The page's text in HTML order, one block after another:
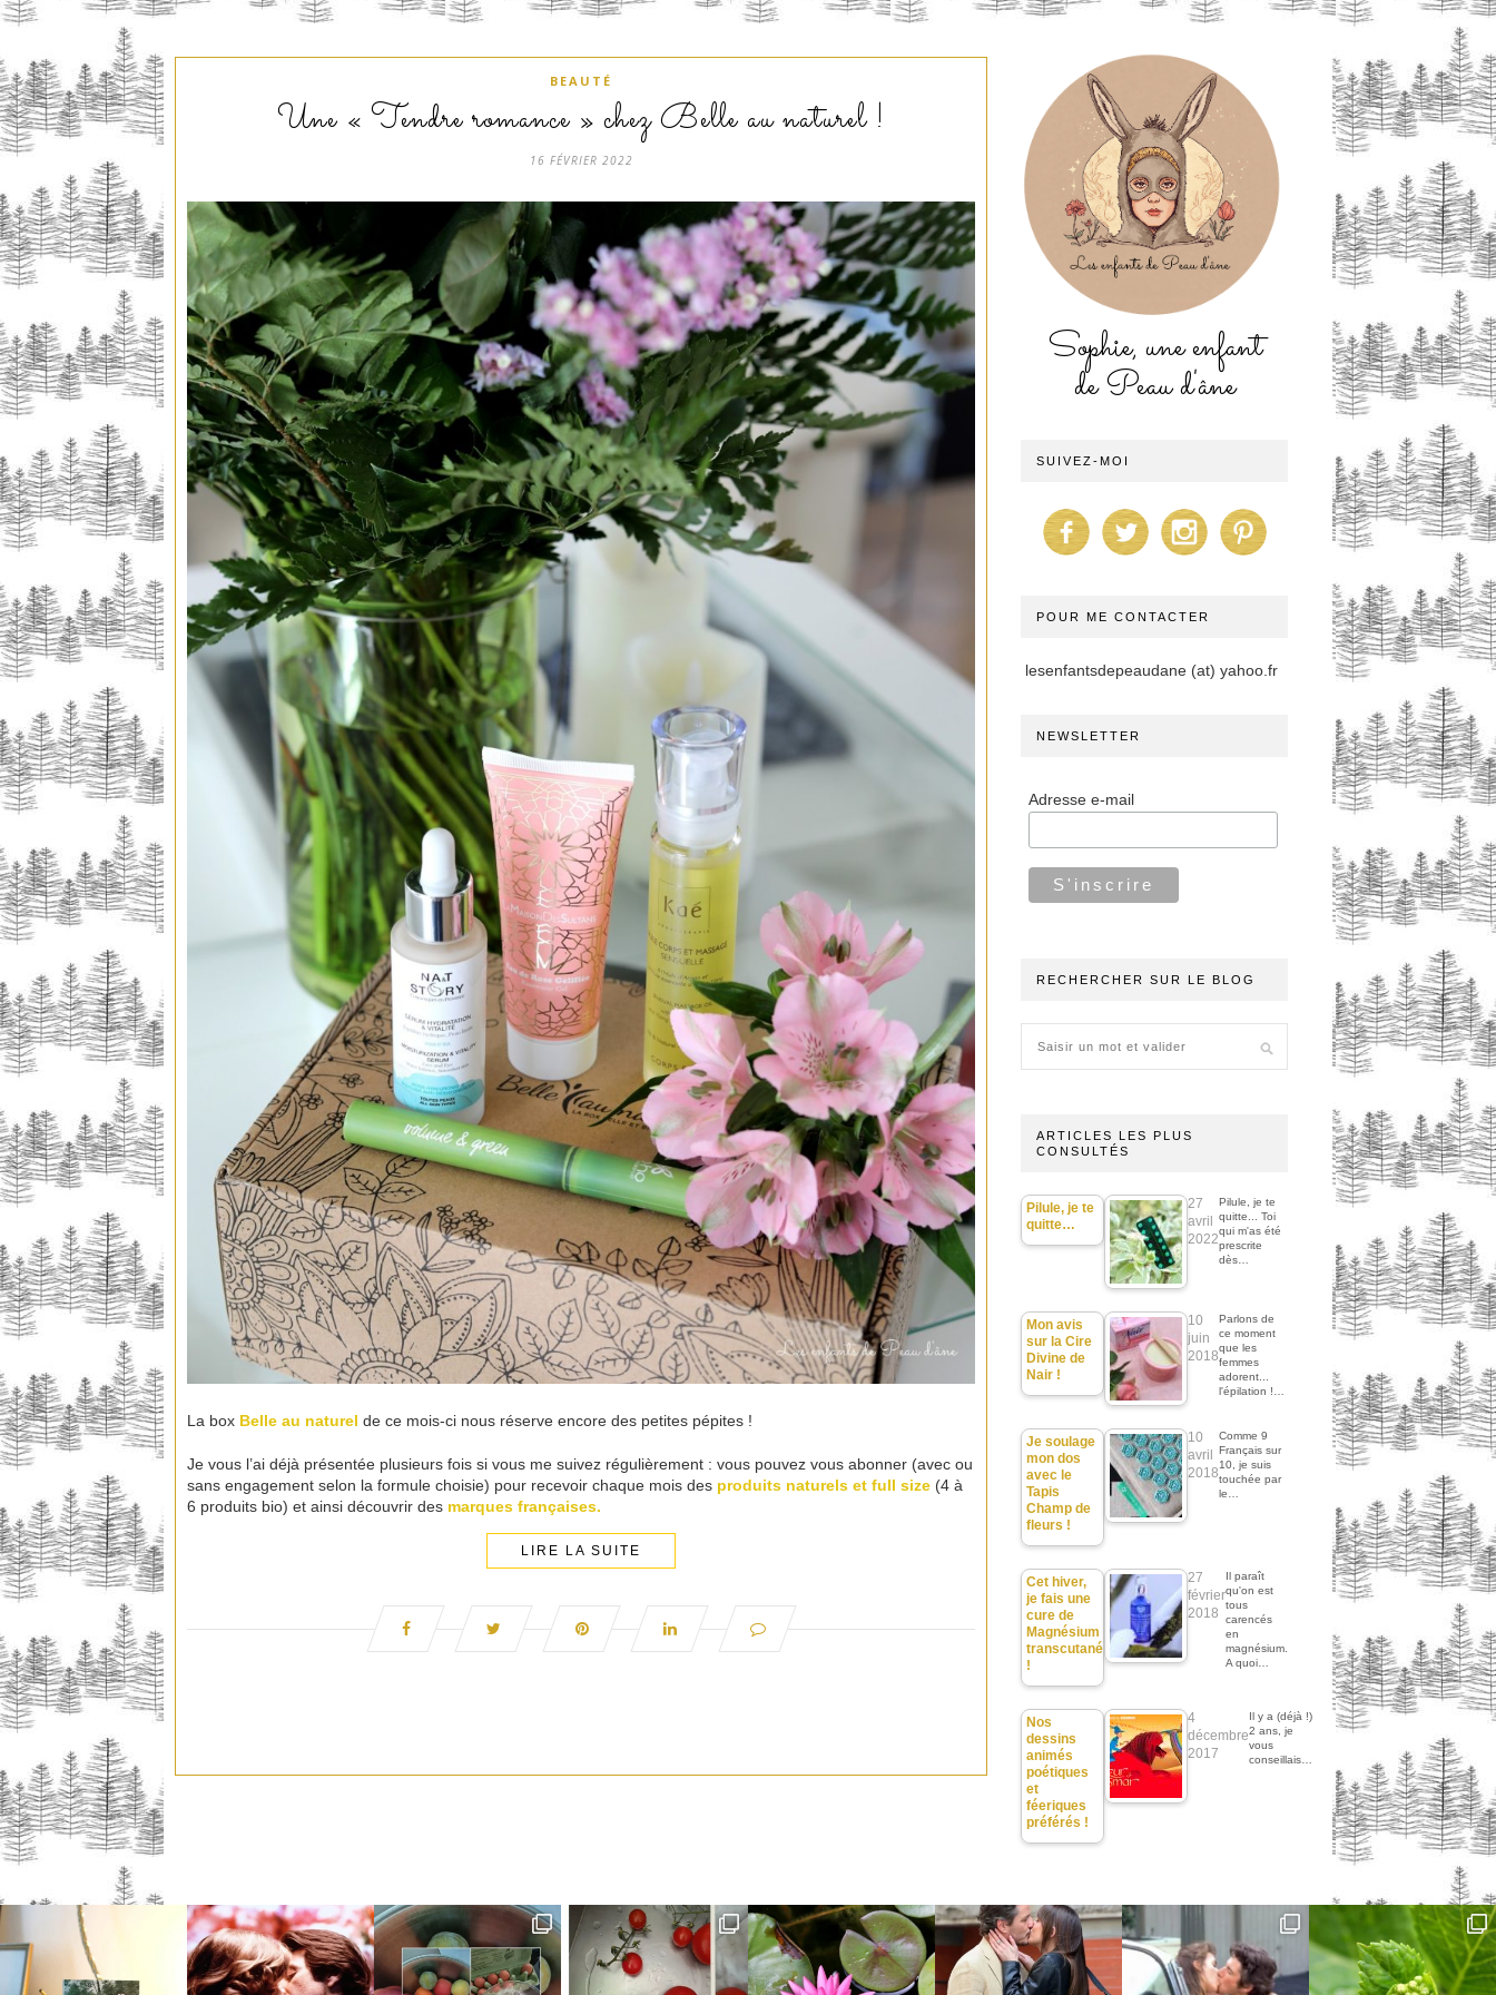
BEAUTÉ
Une « Tendre romance » chez Belle au naturel !
16 FÉVRIER 2022
La box Belle au naturel de ce mois-ci nous réserve encore des petites pépites !
Je vous l’ai déjà présentée plusieurs fois si vous me suivez régulièrement : vous pouvez vous abonner (avec ou
sans engagement selon la formule choisie) pour recevoir chaque mois des produits naturels et full size (4 à
6 produits bio) et ainsi découvrir des marques françaises.
LIRE LA SUITE
Sophie, une enfant
de Peau d'âne
SUIVEZ-MOI
POUR ME CONTACTER
lesenfantsdepeaudane (at) yahoo.fr
NEWSLETTER
Adresse e-mail
RECHERCHER SUR LE BLOG
ARTICLES LES PLUS
CONSULTÉS
Pilule, je te
quitte…
27
avril
2022
Pilule, je te
quitte... Toi
qui m'as été
prescrite
dès…
Mon avis
sur la Cire
Divine de
Nair !
10
juin
2018
Parlons de
ce moment
que les
femmes
adorent...
l'épilation !…
Je soulage
mon dos
avec le
Tapis
Champ de
fleurs !
10
avril
2018
Comme 9
Français sur
10, je suis
touchée par
le…
Cet hiver,
je fais une
cure de
Magnésium
transcutané
!
27
février
2018
Il paraît
qu'on est
tous
carencés
en
magnésium.
A quoi…
Nos
dessins
animés
poétiques
et
féeriques
préférés !
4
décembre
2017
Il y a (déjà !)
2 ans, je
vous
conseillais…